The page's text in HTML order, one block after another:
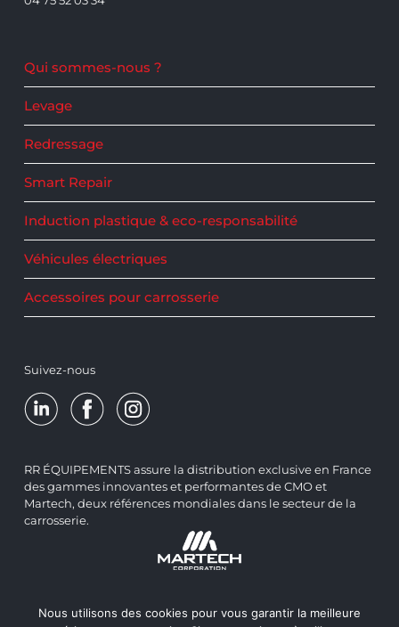
Qui sommes-nous ?
Levage
Redressage
Smart Repair
Induction plastique & eco-responsabilité
Véhicules électriques
Accessoires pour carrosserie
Suivez-nous
RR ÉQUIPEMENTS assure la distribution exclusive en France
des gammes innovantes et performantes de CMO et
Martech, deux références mondiales dans le secteur de la
carrosserie.
Nous utilisons des cookies pour vous garantir la meilleure